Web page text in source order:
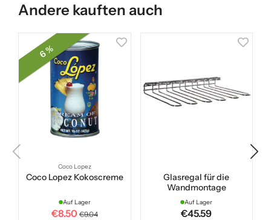
Andere kauften auch
6 %
Coco Lopez
Coco Lopez Kokoscreme
Auf Lager
€8.50 €9.04
Glasregal für die
Wandmontage
Auf Lager
€45.59